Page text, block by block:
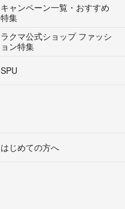
キャンペーン一覧・おすすめ
特集
ラクマ公式ショップ ファッシ
ョン特集
SPU
はじめての方へ